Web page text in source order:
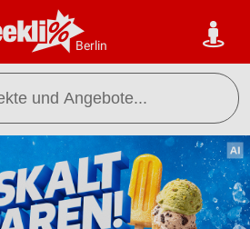
Berlin